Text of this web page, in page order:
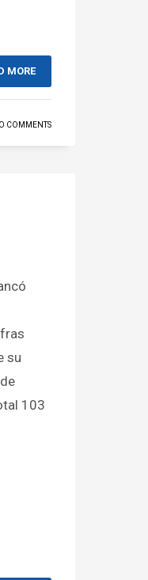
MORE
COMMENTS
su
103